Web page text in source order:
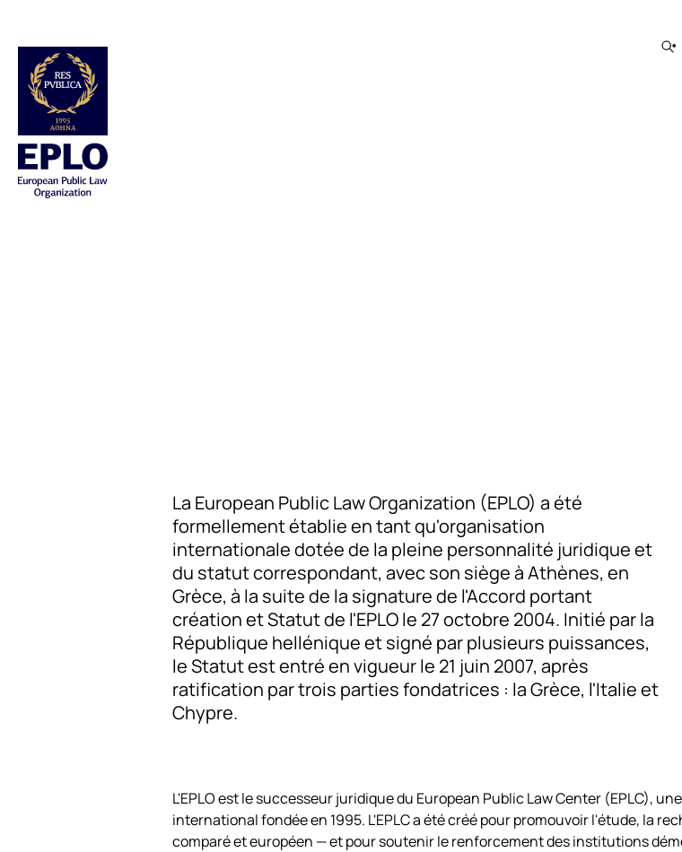
La European Public Law Organization (EPLO) a été
formellement établie en tant qu'organisation
internationale dotée de la pleine personnalité juridique et
du statut correspondant, avec son siège à Athènes, en
Grèce, à la suite de la signature de l'Accord portant
création et Statut de l'EPLO le 27 octobre 2004. Initié par la
République hellénique et signé par plusieurs puissances,
le Statut est entré en vigueur le 21 juin 2007, après
ratification par trois parties fondatrices : la Grèce, l'Italie et
Chypre.
L'EPLO est le successeur juridique du European Public Law Center (EPLC),
international fondée en 1995. L'EPLC a été créé pour promouvoir l'étude, la
comparé et européen — et pour soutenir le renforcement des institutions